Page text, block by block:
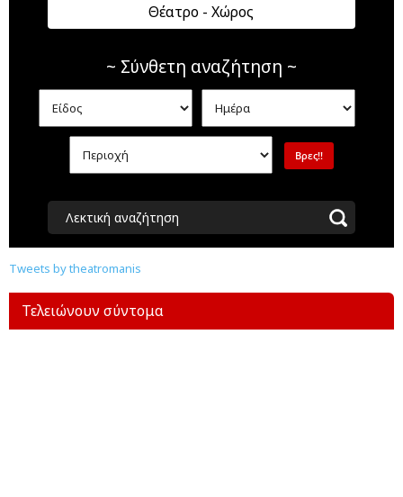
Θέατρο - Χώρος
~ Σύνθετη αναζήτηση ~
Λεκτική αναζήτηση
Tweets by theatromanis
Τελειώνουν σύντομα